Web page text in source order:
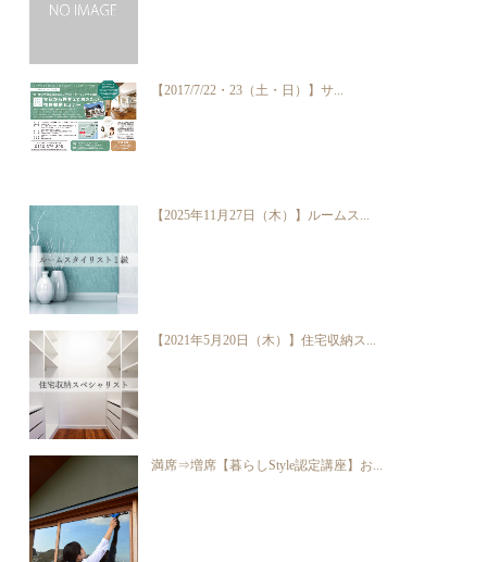
【2017/7/22・23（土・日）】サ...
【2025年11月27日（木）】ルームス...
【2021年5月20日（木）】住宅収納ス...
満席⇒増席【暮らしStyle認定講座】お...